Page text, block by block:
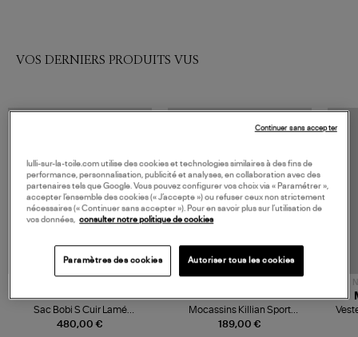
VOS DERNIERS PRODUITS VUS
480,00 €
JEROME DREYFUSS
Sac Bobi S Cuir Lamé
Champagne
189,00 €
TORAL
Mocassins Killian Sport
Mousse
lulli-sur-la-toile.com utilise des cookies et technologies similaires à des fins de
performance, personnalisation, publicité et analyses, en collaboration avec des
partenaires tels que Google. Vous pouvez configurer vos choix via « Paramétrer »,
accepter l’ensemble des cookies (« J’accepte ») ou refuser ceux non strictement
nécessaires (« Continuer sans accepter »). Pour en savoir plus sur l’utilisation de
vos données, consulter notre politique de cookies
Paramètres des cookies Autoriser tous les cookies
Continuer sans accepter